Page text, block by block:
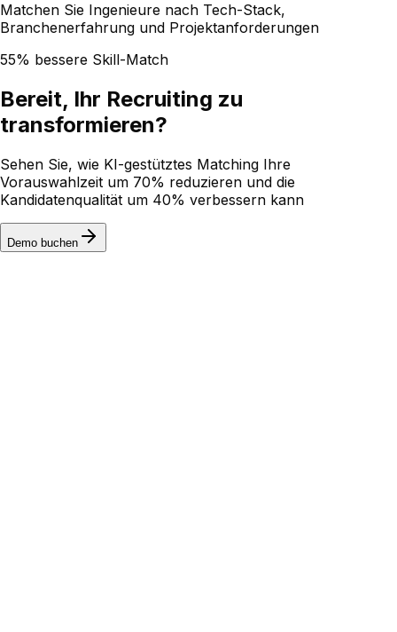
Matchen Sie Ingenieure nach Tech-Stack,
Branchenerfahrung und Projektanforderungen
55% bessere Skill-Match
Bereit, Ihr Recruiting zu
transformieren?
Sehen Sie, wie KI-gestütztes Matching Ihre
Vorauswahlzeit um 70% reduzieren und die
Kandidatenqualität um 40% verbessern kann
Demo buchen